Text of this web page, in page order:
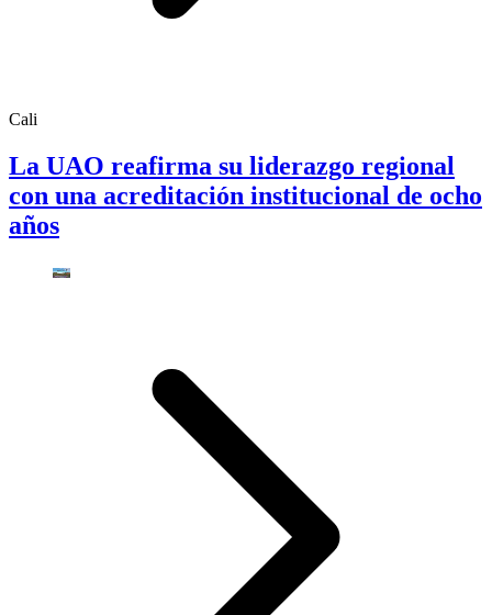
Cali
La UAO reafirma su liderazgo regional
con una acreditación institucional de ocho
años